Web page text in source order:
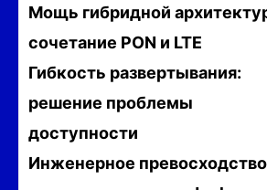
подключение
лучший
Мощь гибридной
сочетание PON и LTE
Гибкость развертывания:
решение проблемы
доступности
Инженерное